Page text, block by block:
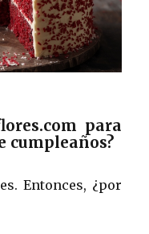
para
cumpleaños?
Entonces, ¿por